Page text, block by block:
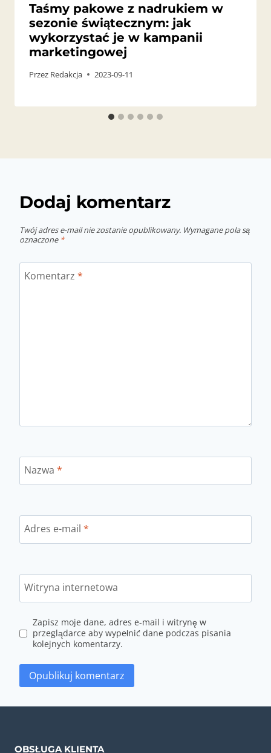
Taśmy pakowe z nadrukiem w
sezonie świątecznym: jak
wykorzystać je w kampanii
marketingowej
Przez Redakcja 2023-09-11
Dodaj komentarz
Twój adres e-mail nie zostanie opublikowany. Wymagane pola są
oznaczone *
Komentarz *
Nazwa *
Adres e-mail *
Witryna internetowa
Zapisz moje dane, adres e-mail i witrynę w
przeglądarce aby wypełnić dane podczas pisania
kolejnych komentarzy.
OBSŁUGA KLIENTA